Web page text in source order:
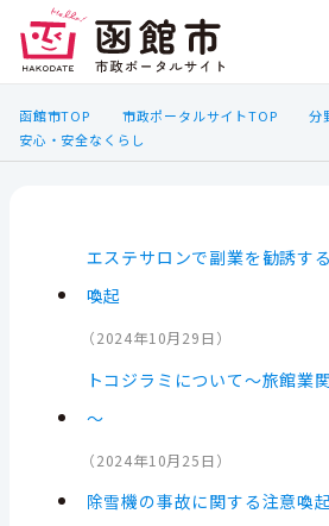
函館市TOP 市政ポータルサイトTOP 分
安心・安全なくらし
エステサロンで副業を勧誘す
喚起
（2024年10月29日 ）
トコジラミについて～旅館業
～
（2024年10月25日 ）
除雪機の事故に関する注意喚